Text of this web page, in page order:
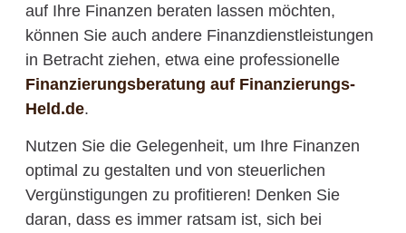
auf Ihre Finanzen beraten lassen möchten,
können Sie auch andere Finanzdienstleistungen
in Betracht ziehen, etwa eine professionelle
Finanzierungsberatung auf Finanzierungs-
Held.de.
Nutzen Sie die Gelegenheit, um Ihre Finanzen
optimal zu gestalten und von steuerlichen
Vergünstigungen zu profitieren! Denken Sie
daran, dass es immer ratsam ist, sich bei